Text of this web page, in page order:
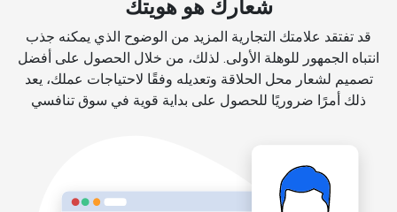
شعارك هو هويتك
قد تفتقد علامتك التجارية المزيد من الوضوح الذي يمكنه جذب
انتباه الجمهور للوهلة الأولى. لذلك، من خلال الحصول على أفضل
تصميم لشعار محل الحلاقة وتعديله وفقًا لاحتياجات عملك، يعد
ذلك أمرًا ضروريًا للحصول على بداية قوية في سوق تنافسي